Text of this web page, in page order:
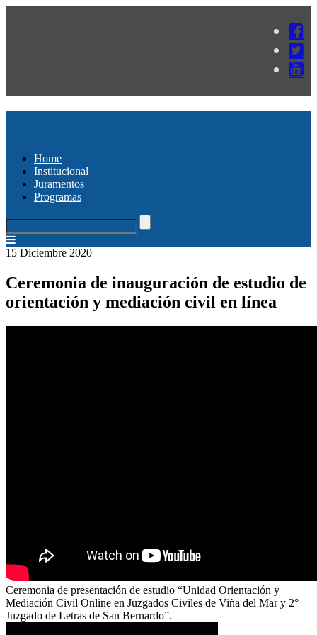
Home
Institucional
Juramentos
Programas
15 Diciembre 2020
Ceremonia de inauguración de estudio de
orientación y mediación civil en línea
Ceremonia de presentación de estudio “Unidad Orientación y
Mediación Civil Online en Juzgados Civiles de Viña del Mar y 2°
Juzgado de Letras de San Bernardo”.